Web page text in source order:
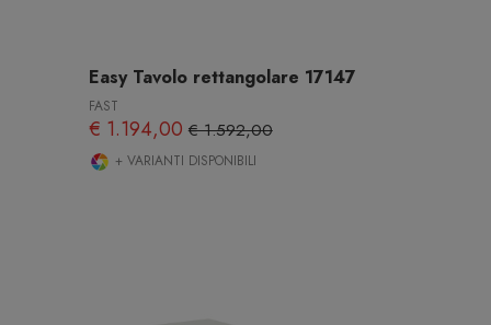
Easy Tavolo rettangolare 17147
FAST
€ 1.194,00€ 1.592,00
+ VARIANTI DISPONIBILI